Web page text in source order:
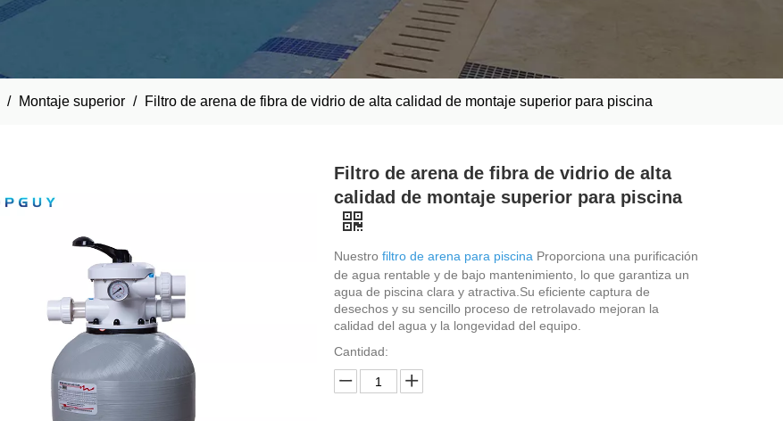
/ Montaje superior / Filtro de arena de fibra de vidrio de alta calidad de montaje superior para piscina
Filtro de arena de fibra de vidrio de alta
calidad de montaje superior para piscina
Nuestro filtro de arena para piscina Proporciona una purificación
de agua rentable y de bajo mantenimiento, lo que garantiza un
agua de piscina clara y atractiva.Su eficiente captura de
desechos y su sencillo proceso de retrolavado mejoran la
calidad del agua y la longevidad del equipo.
Cantidad: